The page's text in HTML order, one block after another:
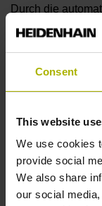
Consent
This website
We use cookies
provide social
We also share
our social
Durch die
nach
unnötige
Produktivität
Planung mit
Der Batch
und Ausführung
Werkzeuge und